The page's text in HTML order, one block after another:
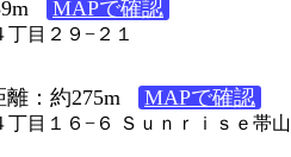
MAPで確認
目２９−２１
離：約275m MAPで確認
丁目１６−６ Ｓｕｎｒｉｓｅ帯山